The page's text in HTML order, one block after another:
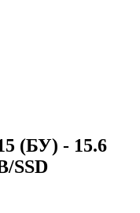
(БУ) - 15.6
SSD